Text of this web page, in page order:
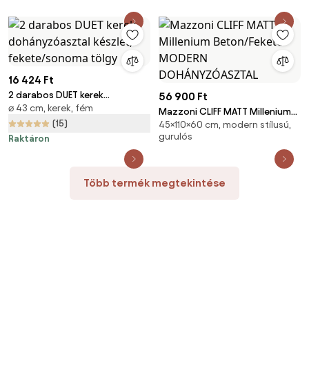
16 424 Ft
2 darabos DUET kerek
dohányzóasztal készlet,
fekete/sonoma tölgy
⌀ 43 cm, kerek, fém
(15)
Raktáron
56 900 Ft
Mazzoni CLIFF MATT Millenium
Beton/Fekete - MODERN
DOHÁNYZÓASZTAL
45×110×60 cm, modern stílusú,
gurulós
Több termék megtekintése